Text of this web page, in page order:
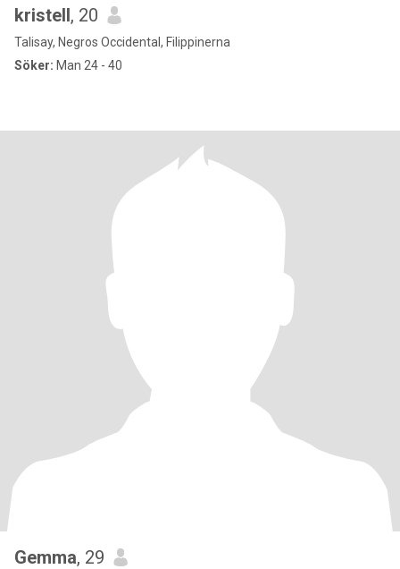
kristell, 20
Talisay, Negros Occidental, Filippinerna
Söker: Man 24 - 40
Gemma, 29